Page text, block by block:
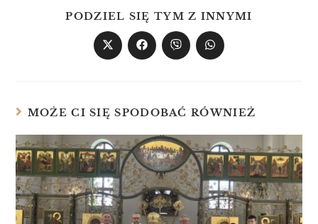
PODZIEL SIĘ TYM Z INNYMI
MOŻE CI SIĘ SPODOBAĆ RÓWNIEŻ